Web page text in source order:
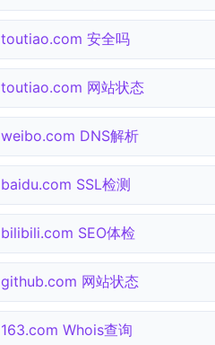
toutiao.com 安全吗
toutiao.com 网站状态
weibo.com DNS解析
baidu.com SSL检测
bilibili.com SEO体检
github.com 网站状态
163.com Whois查询